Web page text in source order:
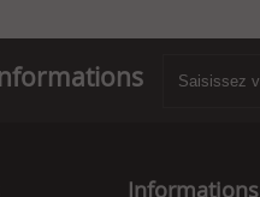
Informations